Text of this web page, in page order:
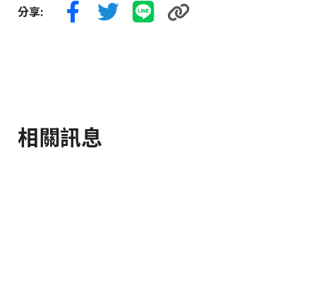
分享:
相關訊息